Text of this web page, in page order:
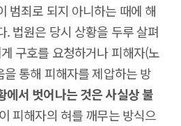
범죄로 되지 아니하는 때에 해
. 법원은 당시 상황을 두루 살펴
구호를 요청하거나 피해자(노
통해 피해자를 제압하는 방
에서 벗어나는 것은 사실상 불
피해자의 혀를 깨무는 방식으